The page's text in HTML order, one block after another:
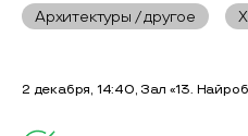
Архитектуры / другое
2 декабря, 14:40, Зал «13.